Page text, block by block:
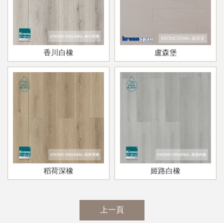
香川白橡 盧森堡
稻荷深橡 姬路白橡
上一頁